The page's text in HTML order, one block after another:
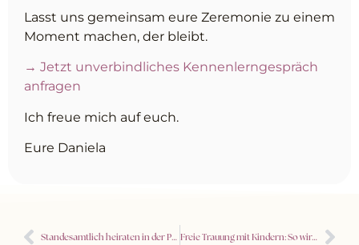
Lasst uns gemeinsam eure Zeremonie zu einem
Moment machen, der bleibt.
→ Jetzt unverbindliches Kennenlerngespräch
anfragen
Ich freue mich auf euch.
Eure Daniela
Standesamtlich heiraten in der Pfalz & Heidelberg – Besondere Trauorte und exklusive Locations Freie Trauung mit Kindern: So wird eure Zeremonie persönlich, lebendig und entspannt